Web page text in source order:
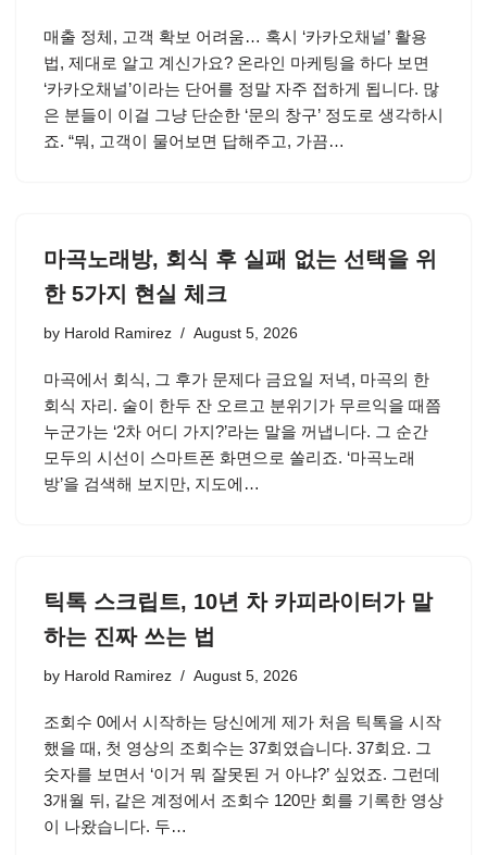
매출 정체, 고객 확보 어려움… 혹시 ‘카카오채널’ 활용
법, 제대로 알고 계신가요? 온라인 마케팅을 하다 보면
‘카카오채널’이라는 단어를 정말 자주 접하게 됩니다. 많
은 분들이 이걸 그냥 단순한 ‘문의 창구’ 정도로 생각하시
죠. “뭐, 고객이 물어보면 답해주고, 가끔…
마곡노래방, 회식 후 실패 없는 선택을 위
한 5가지 현실 체크
by Harold Ramirez August 5, 2026
마곡에서 회식, 그 후가 문제다 금요일 저녁, 마곡의 한
회식 자리. 술이 한두 잔 오르고 분위기가 무르익을 때쯤
누군가는 ‘2차 어디 가지?’라는 말을 꺼냅니다. 그 순간
모두의 시선이 스마트폰 화면으로 쏠리죠. ‘마곡노래
방’을 검색해 보지만, 지도에…
틱톡 스크립트, 10년 차 카피라이터가 말
하는 진짜 쓰는 법
by Harold Ramirez August 5, 2026
조회수 0에서 시작하는 당신에게 제가 처음 틱톡을 시작
했을 때, 첫 영상의 조회수는 37회였습니다. 37회요. 그
숫자를 보면서 ‘이거 뭐 잘못된 거 아냐?’ 싶었죠. 그런데
3개월 뒤, 같은 계정에서 조회수 120만 회를 기록한 영상
이 나왔습니다. 두…